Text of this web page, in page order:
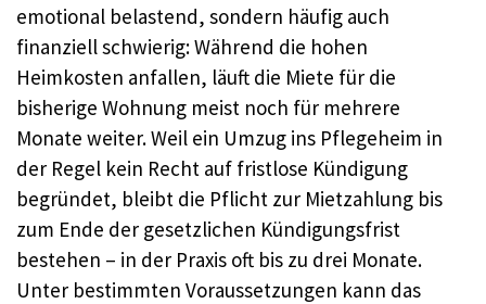
emotional belastend, sondern häufig auch
finanziell schwierig: Während die hohen
Heimkosten anfallen, läuft die Miete für die
bisherige Wohnung meist noch für mehrere
Monate weiter. Weil ein Umzug ins Pflegeheim in
der Regel kein Recht auf fristlose Kündigung
begründet, bleibt die Pflicht zur Mietzahlung bis
zum Ende der gesetzlichen Kündigungsfrist
bestehen – in der Praxis oft bis zu drei Monate.
Unter bestimmten Voraussetzungen kann das